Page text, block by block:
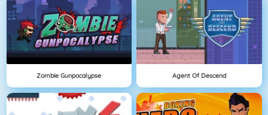
Zombie Gunpocalypse Agent Of Descend